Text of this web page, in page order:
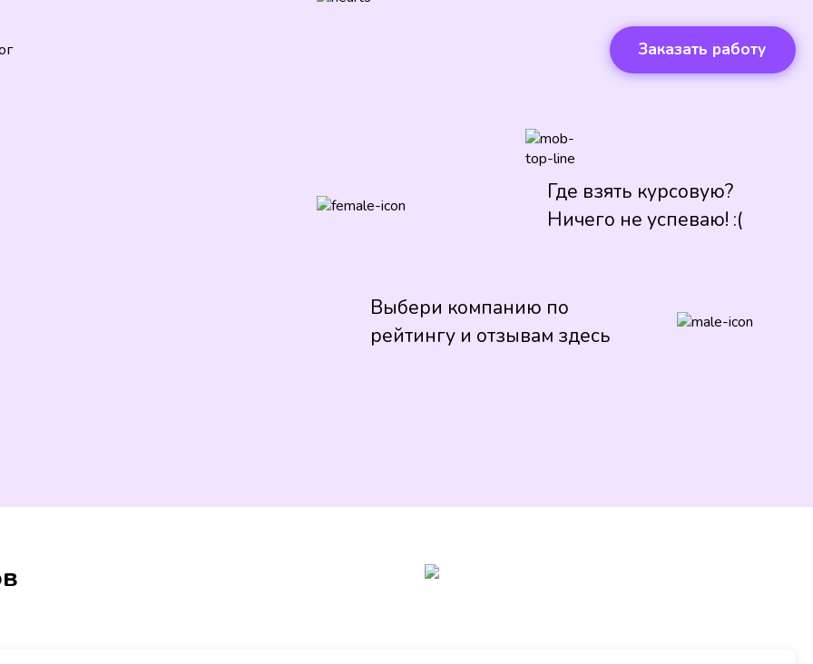
Заказать работу
Где взять курсовую?
Ничего не успеваю! :(
Выбери компанию по
рейтингу и отзывам здесь